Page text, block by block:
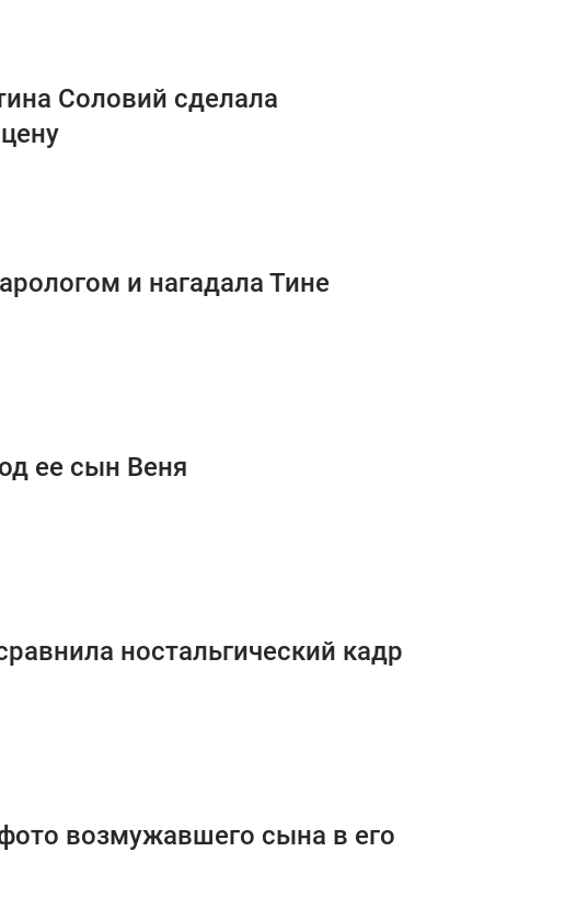
Соловий сделала
и нагадала Тине
ее сын Веня
ностальгический кадр
возмужавшего сына в его